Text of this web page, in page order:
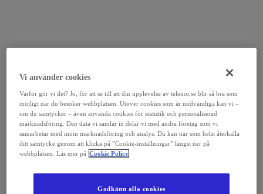
Vi använder cookies
Varför gör vi det? Jo, för att se till att din upplevelse av telenor.se blir så bra som
möjligt när du besöker webbplatsen. Utöver cookies som är nödvändiga kan vi –
om du samtycker – även använda cookies för statistik och personaliserad
marknadsföring. Den data vi samlar in delar vi med andra företag som vi
samarbetar med inom marknadsföring och analys. Du kan när som helst återkalla
ditt samtycke genom att klicka på ”Cookie-inställningar” längst ner på
webbplatsen. Läs mer på Cookie Policy
Godkänn alla cookies